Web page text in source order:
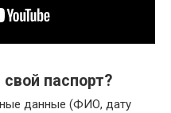
паспорт?
данные (ФИО, дату